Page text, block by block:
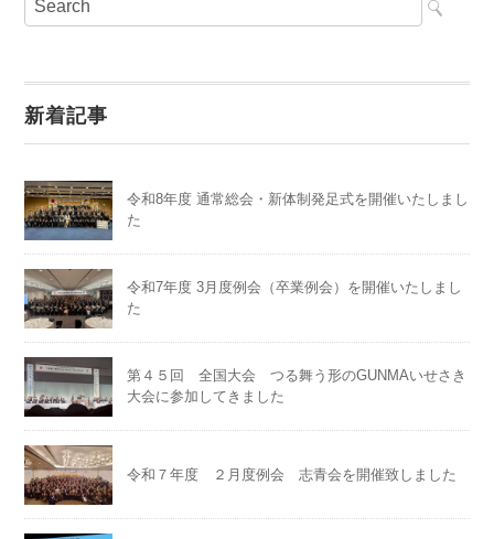
新着記事
令和8年度 通常総会・新体制発足式を開催いたしまし
た
令和7年度 3月度例会（卒業例会）を開催いたしまし
た
第４５回 全国大会 つる舞う形のGUNMAいせさき
大会に参加してきました
令和７年度 ２月度例会 志青会を開催致しました